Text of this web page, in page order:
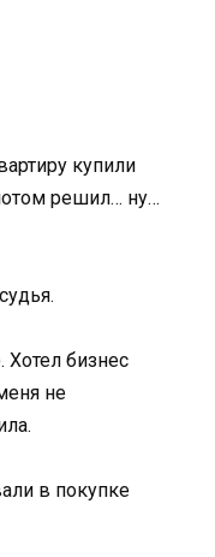
купили
решил… ну…
бизнес
не
в покупке